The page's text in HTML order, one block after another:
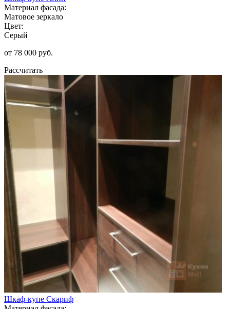
Материал фасада:
Матовое зеркало
Цвет:
Серый
от 78 000 руб.
Рассчитать
Шкаф-купе Скариф